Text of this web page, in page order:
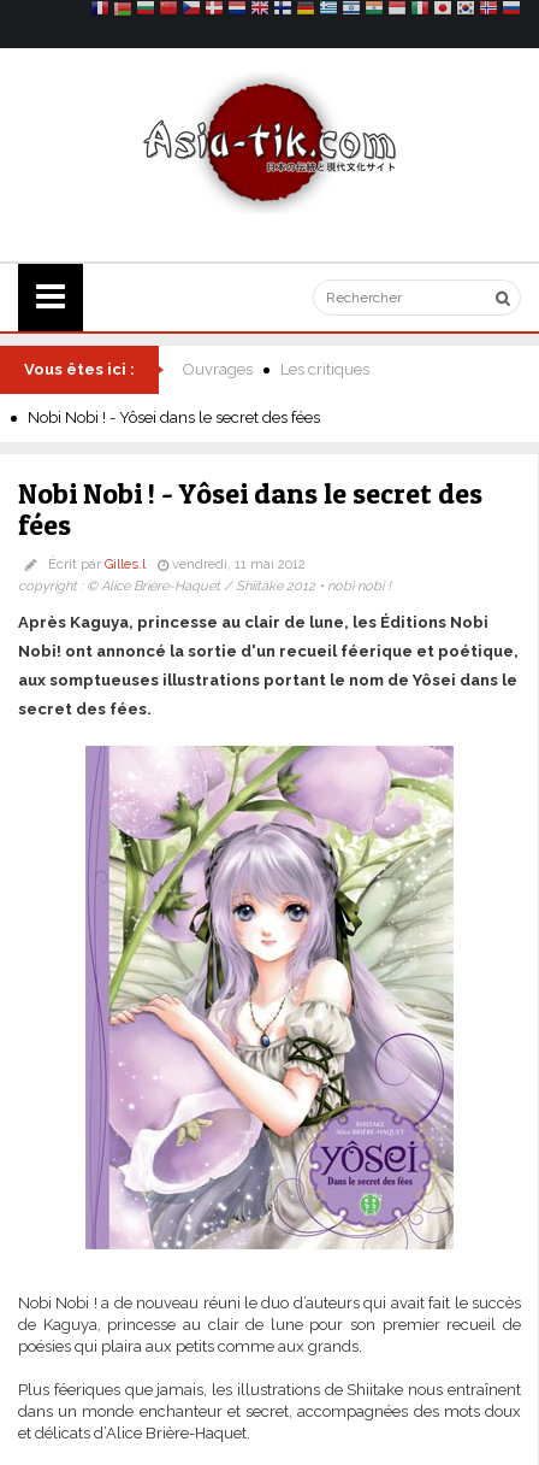
Vous êtes ici : Ouvrages Les critiques
Nobi Nobi ! - Yôsei dans le secret des fées
Nobi Nobi ! - Yôsei dans le secret des
fées
Écrit par Gilles.l
vendredi, 11 mai 2012
copyright : © Alice Brière-Haquet / Shiitake 2012 • nobi nobi !
Après Kaguya, princesse au clair de lune, les Éditions Nobi
Nobi! ont annoncé la sortie d'un recueil féerique et poétique,
aux somptueuses illustrations portant le nom de Yôsei dans le
secret des fées.
Nobi Nobi ! a de nouveau réuni le duo d’auteurs qui avait fait le succès
de Kaguya, princesse au clair de lune pour son premier recueil de
poésies qui plaira aux petits comme aux grands.
Plus féeriques que jamais, les illustrations de Shiitake nous entraînent
dans un monde enchanteur et secret, accompagnées des mots doux
et délicats d’Alice Brière-Haquet.